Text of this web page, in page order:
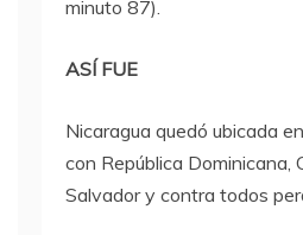
minuto 87).
ASÍ FUE
Nicaragua quedó ubicada
con República Dominicana,
Salvador y contra todos